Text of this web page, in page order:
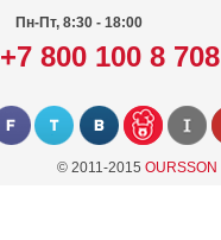
Пн-Пт, 8:30 - 18:00
+7 800 100 8 708
© 2011-2015 OURSSON